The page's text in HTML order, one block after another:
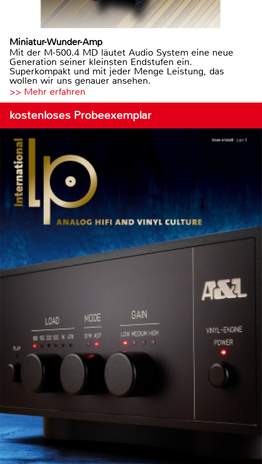
Miniatur-Wunder-Amp
Mit der M-500.4 MD läutet Audio System eine neue
Generation seiner kleinsten Endstufen ein.
Superkompakt und mit jeder Menge Leistung, das
wollen wir uns genauer ansehen.
>> Mehr erfahren
kostenloses Probeexemplar